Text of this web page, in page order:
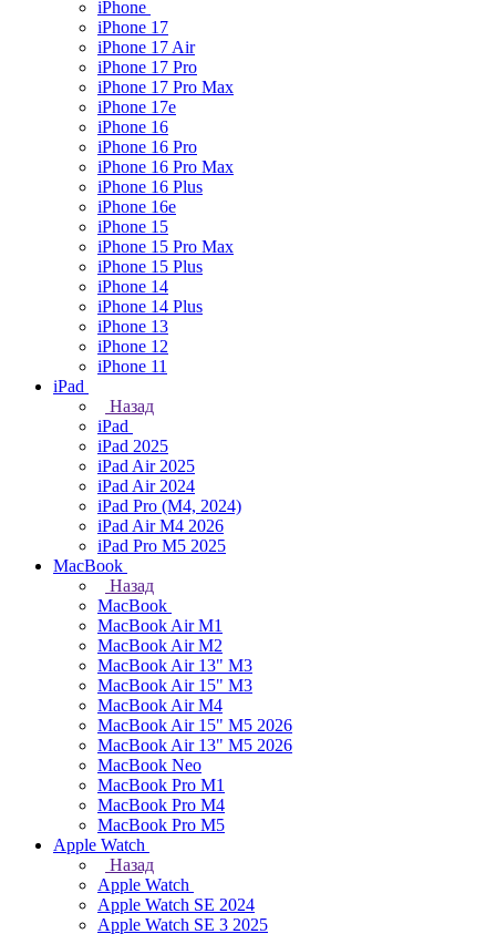
iPhone
iPhone 17
iPhone 17 Air
iPhone 17 Pro
iPhone 17 Pro Max
iPhone 17e
iPhone 16
iPhone 16 Pro
iPhone 16 Pro Max
iPhone 16 Plus
iPhone 16e
iPhone 15
iPhone 15 Pro Max
iPhone 15 Plus
iPhone 14
iPhone 14 Plus
iPhone 13
iPhone 12
iPhone 11
iPad
Назад
iPad
iPad 2025
iPad Air 2025
iPad Air 2024
iPad Pro (M4, 2024)
iPad Air M4 2026
iPad Pro M5 2025
MacBook
Назад
MacBook
MacBook Air M1
MacBook Air M2
MacBook Air 13" M3
MacBook Air 15" M3
MacBook Air M4
MacBook Air 15" М5 2026
MacBook Air 13" М5 2026
MacBook Neo
MacBook Pro M1
MacBook Pro M4
MacBook Pro M5
Apple Watch
Назад
Apple Watch
Apple Watch SE 2024
Apple Watch SE 3 2025